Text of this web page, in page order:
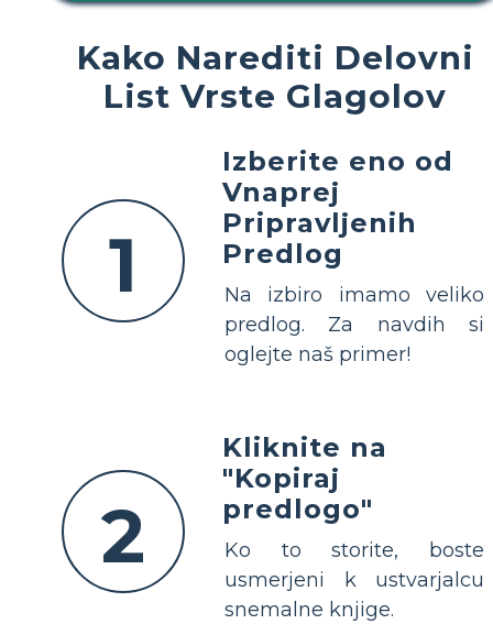
Kako Narediti Delovni
List Vrste Glagolov
1
Izberite eno od
Vnaprej
Pripravljenih
Predlog
Na izbiro imamo veliko
predlog. Za navdih si
oglejte naš primer!
2
Kliknite na
"Kopiraj
predlogo"
Ko to storite, boste
usmerjeni k ustvarjalcu
snemalne knjige.